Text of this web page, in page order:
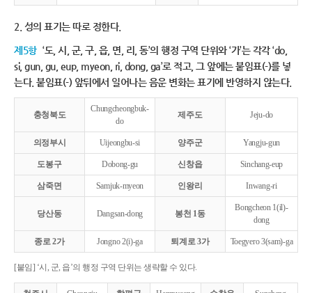
2. 성의 표기는 따로 정한다.
제5항 ‘도, 시, 군, 구, 읍, 면, 리, 동’의 행정 구역 단위와 ‘가’는 각각 ‘do,
si, gun, gu, eup, myeon, ri, dong, ga’로 적고, 그 앞에는 붙임표(-)를 넣
는다. 붙임표(-) 앞뒤에서 일어나는 음운 변화는 표기에 반영하지 않는다.
충청북도
Chungcheongbuk-
do
제주도 Jeju-do
의정부시 Uijeongbu-si 양주군 Yangju-gun
도봉구 Dobong-gu 신창읍 Sinchang-eup
삼죽면 Samjuk-myeon 인왕리 Inwang-ri
당산동 Dangsan-dong 봉천 1동
Bongcheon 1(il)-
dong
종로 2가 Jongno 2(i)-ga 퇴계로 3가 Toegyero 3(sam)-ga
[붙임] ‘시, 군, 읍’의 행정 구역 단위는 생략할 수 있다.